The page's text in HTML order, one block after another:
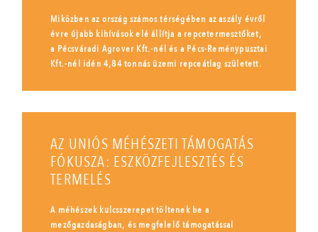
Miközben az ország számos térségében az aszály évről
évre újabb kihívások elé állítja a repcetermesztőket,
a Pécsváradi Agrover Kft.-nél és a Pécs-Reménypusztai
Kft.-nél idén 4,84 tonnás üzemi repceátlag született.
AZ UNIÓS MÉHÉSZETI TÁMOGATÁS
FÓKUSZA: ESZKÖZFEJLESZTÉS ÉS
TERMELÉS
A méhészek kulcsszerepet töltenek be a
mezőgazdaságban, és megfelelő támogatással